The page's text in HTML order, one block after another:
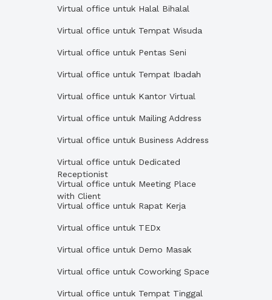
Virtual office untuk Halal Bihalal
Virtual office untuk Tempat Wisuda
Virtual office untuk Pentas Seni
Virtual office untuk Tempat Ibadah
Virtual office untuk Kantor Virtual
Virtual office untuk Mailing Address
Virtual office untuk Business Address
Virtual office untuk Dedicated
Receptionist
Virtual office untuk Meeting Place
with Client
Virtual office untuk Rapat Kerja
Virtual office untuk TEDx
Virtual office untuk Demo Masak
Virtual office untuk Coworking Space
Virtual office untuk Tempat Tinggal